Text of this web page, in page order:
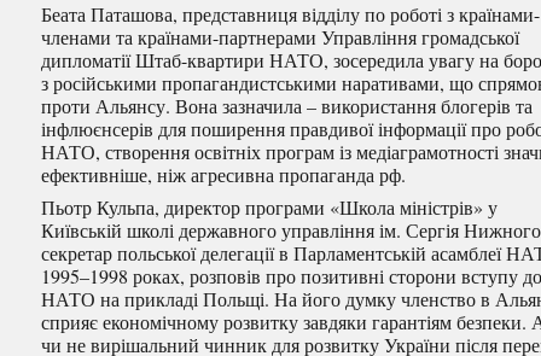
Беата Паташова, представниця відділу по роботі з країнами-
членами та країнами-партнерами Управління громадської
дипломатії Штаб-квартири НАТО, зосередила увагу на
з російськими пропагандистськими наративами, що
проти Альянсу. Вона зазначила – використання блогерів та
інфлюєнсерів для поширення правдивої інформації про
НАТО, створення освітніх програм із медіаграмотності
ефективніше, ніж агресивна пропаганда рф.
Пьотр Кульпа, директор програми «Школа міністрів» у
Київській школі державного управління ім. Сергія
секретар польської делегації в Парламентській асамблеї
1995–1998 роках, розповів про позитивні сторони вступу
НАТО на прикладі Польщі. На його думку членство в
сприяє економічному розвитку завдяки гарантіям безпеки.
чи не вирішальний чинник для розвитку України після